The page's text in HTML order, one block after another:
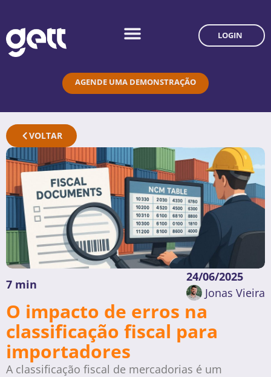
LOGIN
AGENDE UMA DEMONSTRAÇÃO
VOLTAR
7 min
24/06/2025
Jonas Vieira
O impacto de erros na
classificação fiscal para
importadores
A classificação fiscal de mercadorias é um